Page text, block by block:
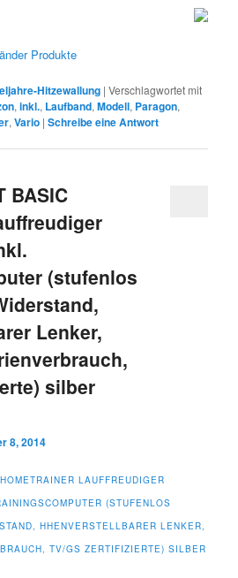
Produkte
Hitzewallung |Verschlagwortet mit
,inkl., Laufband,Modell, Paragon,
,Vario |Schreibe eine Antwort
BASIC
(stufenlos
Lenker,
silber
8, 2014
LAUFFREUDIGER
(STUFENLOS
HHENVERSTELLBARER LENKER,
TV/GS ZERTIFIZIERTE) SILBER